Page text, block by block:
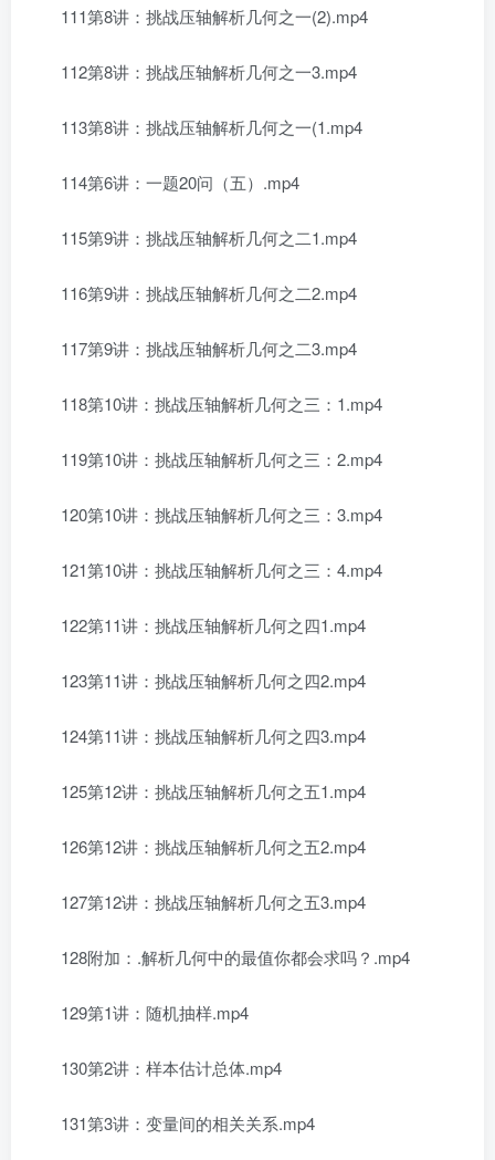
111第8讲：挑战压轴解析几何之一(2).mp4
112第8讲：挑战压轴解析几何之一3.mp4
113第8讲：挑战压轴解析几何之一(1.mp4
114第6讲：一题20问（五）.mp4
115第9讲：挑战压轴解析几何之二1.mp4
116第9讲：挑战压轴解析几何之二2.mp4
117第9讲：挑战压轴解析几何之二3.mp4
118第10讲：挑战压轴解析几何之三：1.mp4
119第10讲：挑战压轴解析几何之三：2.mp4
120第10讲：挑战压轴解析几何之三：3.mp4
121第10讲：挑战压轴解析几何之三：4.mp4
122第11讲：挑战压轴解析几何之四1.mp4
123第11讲：挑战压轴解析几何之四2.mp4
124第11讲：挑战压轴解析几何之四3.mp4
125第12讲：挑战压轴解析几何之五1.mp4
126第12讲：挑战压轴解析几何之五2.mp4
127第12讲：挑战压轴解析几何之五3.mp4
128附加：.解析几何中的最值你都会求吗？.mp4
129第1讲：随机抽样.mp4
130第2讲：样本估计总体.mp4
131第3讲：变量间的相关关系.mp4